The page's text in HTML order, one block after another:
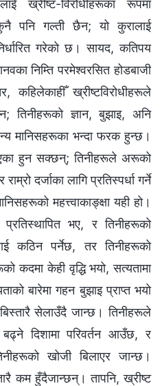
ख्रीष्ट-विरोधीहरूका रूपमा
कुनै पनि गल्ती छैन; यो कुरालाई
गरेको छ। सायद, कतिपय
निम्ति परमेश्वरसित होडबाजी
कहिलेकाहीँ ख्रीष्टविरोधीहरूले
तिनीहरूको ज्ञान, बुझाइ, अनि
मानिसहरूका भन्दा फरक हुन्छ।
हुन सक्छन्; तिनीहरूले अरूको
दर्जाका लागि प्रतिस्पर्धा गर्ने
महत्त्वाकाङ्क्षा यही हो।
भए, र तिनीहरूको
कठिन पर्नेछ, तर तिनीहरूको
कदमा केही वृद्धि भयो, सत्यतामा
बारेमा गहन बुझाइ प्राप्त भयो
बिस्तारै सेलाउँदै जान्छ। तिनीहरूले
दिशामा परिवर्तन आउँछ, र
खोजी बिलाएर जान्छ।
कम हुँदैजान्छन्। तापनि, ख्रीष्ट